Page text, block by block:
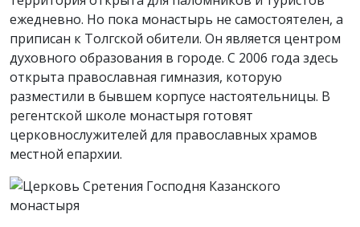
ежедневно. Но пока монастырь не самостоятелен, а
приписан к Толгской обители. Он является центром
духовного образования в городе. С 2006 года здесь
открыта православная гимназия, которую
разместили в бывшем корпусе настоятельницы. В
регентской школе монастыря готовят
церковнослужителей для православных храмов
местной епархии.